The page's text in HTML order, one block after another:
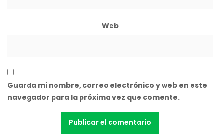
Web
Guarda mi nombre, correo electrónico y web en este
navegador para la próxima vez que comente.